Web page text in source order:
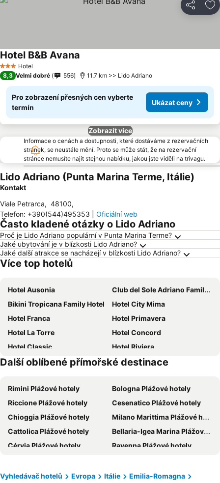
Sdílet
3 Počet hvězdiček
Hotel
Hotel B&B Avana
8,3 Velmi dobré 556 11.7 km >> Lido Adriano
Pro zobrazení přesných cen vyberte
termín
Ukázat ceny
Zobrazít více
Informace o cenách a dostupnosti, které dostáváme z rezervačních
stránek, se neustále mění. Proto se může stát, že na rezervační
stránce nemusíte najít stejnou nabídku, jakou jste viděli na trivagu.
Lido Adriano (Punta Marina Terme, Itálie)
Kontakt
Viale Petrarca, 48100,
Telefon: +390(544)495353 Oficiální web
Často kladené otázky o Lido Adriano
Proč je Lido Adriano populární v Punta Marina Terme?
Jaké ubytování je v blízkosti Lido Adriano?
Jaké další atrakce se nacházejí v blízkosti Lido Adriano?
Více top hotelů
Hotel Ausonia
Club del Sole Adriano Family Collection
Bikini Tropicana Family Hotel
Hotel City Mima
Hotel Franca
Hotel Primavera
Hotel La Torre
Hotel Concord
Hotel Classic
Hotel Riviera
Hotel Marbella
Hotel Montecarlo
Terme Beach Resort
Hotel Adria
Meridiana Family & Nature Hotel
Hotel Losanna
Hotel Zeus
Hotel ABC
B&B HOTEL Ravenna
Hotel Nadir
Color Miami Beach Family Hotel
Hotel de Paris
Hotel Rex
Hotel Schiller
Další oblíbené přímořské destinace
Rimini Plážové hotely
Bologna Plážové hotely
Riccione Plážové hotely
Cesenatico Plážové hotely
Chioggia Plážové hotely
Milano Marittima Plážové hotely
Cattolica Plážové hotely
Bellaria-Igea Marina Plážové hotely
Cérvia Plážové hotely
Ravenna Plážové hotely
Lido di Savio Plážové hotely
Comacchio Plážové hotely
Vyhledávač hotelů Evropa Itálie
Emilia-Romagna